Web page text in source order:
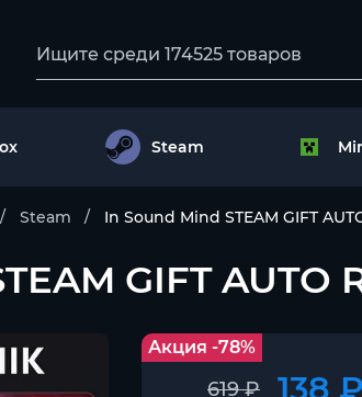
Steam
Steam In Sound Mind STEAM GIFT
GIFT AUTO
Акция -78%
619 ₽ 138 ₽